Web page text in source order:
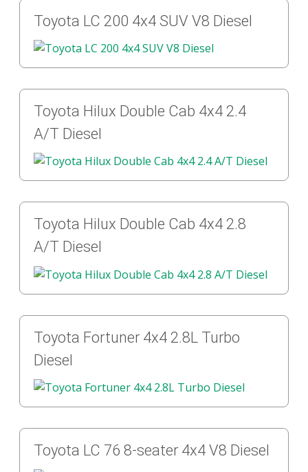
Toyota LC 200 4x4 SUV V8 Diesel
Toyota Hilux Double Cab 4x4 2.4
A/T Diesel
Toyota Hilux Double Cab 4x4 2.8
A/T Diesel
Toyota Fortuner 4x4 2.8L Turbo
Diesel
Toyota LC 76 8-seater 4x4 V8 Diesel